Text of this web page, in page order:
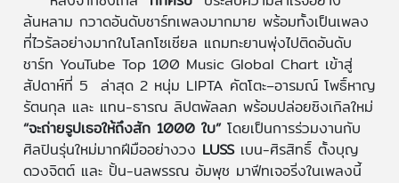
ล้นหลาม กวาดอันดับชาร์ทเพลงมากมาย พร้อมทั้งเป็นเพลง
ที่ไวรัลอย่างมากในโลกโซเชียล แถมทะยานพุ่งไปติดอันดับ
ชาร์ท YouTube Top 100 Music Global Chart เข้าสู่
สัปดาห์ที่ 5 ล่าสุด 2 หนุ่ม LIPTA คัตโตะ–อารมณ์ โพธิ์หาญ
รัตนกุล และ แทน-ธารณ ลิปตพัลลภ พร้อมปล่อยซิงเกิลใหม่
“จะถ่ายรูปเธอให้ถึงสัก 1000 ใบ”โดยเป็นการร่วมงานกับ
ศิลปินรุ่นใหม่มากฝีมืออย่างวง LUSSเบน-ศิรสิทธิ์ ตั้งบุญ
ดวงจิตต์ และ ปั้น-นลพรรณ อัมพุช มาฟีทเจอริ่งในเพลงนี้